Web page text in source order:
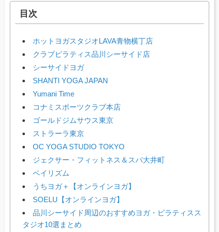
目次
ホットヨガスタジオLAVA青物横丁店
クラブピラティス品川シーサイド店
シーサイドヨガ
SHANTI YOGA JAPAN
Yumani Time
コナミスポーツクラブ本店
ゴールドジムサウス東京
ストラーラ東京
OC YOGA STUDIO TOKYO
ジェクサー・フィットネス＆スパ大井町
ベイリズム
うちヨガ＋【オンラインヨガ】
SOELU【オンラインヨガ】
品川シーサイド周辺のおすすめヨガ・ピラティスス
タジオ10選まとめ